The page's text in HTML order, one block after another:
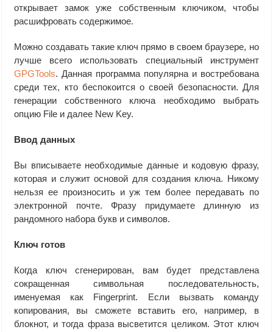
открывает замок уже собственным ключиком, чтобы
расшифровать содержимое.
Можно создавать такие ключ прямо в своем браузере, но
лучше всего использовать специальный инструмент
GPGTools. Данная программа популярна и востребована
среди тех, кто беспокоится о своей безопасности. Для
генерации собственного ключа необходимо выбрать
опцию File и далее New Key.
Ввод данных
Вы вписываете необходимые данные и кодовую фразу,
которая и служит основой для создания ключа. Никому
нельзя ее произносить и уж тем более передавать по
электронной почте. Фразу придумаете длинную из
рандомного набора букв и символов.
Ключ готов
Когда ключ сгенерирован, вам будет представлена
сокращенная символьная последовательность,
именуемая как Fingerprint. Если вызвать команду
копирования, вы сможете вставить его, например, в
блокнот, и тогда фраза высветится целиком. Этот ключ